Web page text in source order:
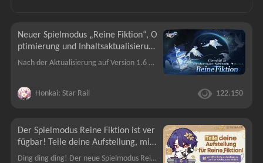
Neuer Spielmodus „Reine Fiktion“, O
ptimierung und Inhaltsaktualisierun
g von „Vergessene Halle: Chaos-ErinNach der Aktualisierung auf Version 1.6 wird der dauerhafte Spielmodus „Reine Fiktion“ hinzugefügt! Darüber hinaus wird „Vergessene Halle: Chaos-Erinnerung“ noch weiter optimiert sein. Trailblazer, ko
Honkai: Star Rail 122.150
Der Spielmodus Reine Fiktion ist ver
fügbar! Teile deine Aufstellung, mit
der du die Herausforderung gemeistDing ding ding! Der neue Spielmodus Reine Fiktion ist seit heute offiziell online! Hast du die Etappen schon ausprobiert, Trailblazer?Mimo hat brandneue Prämienaktionen mitgebracht. Lass Mimo dir alle